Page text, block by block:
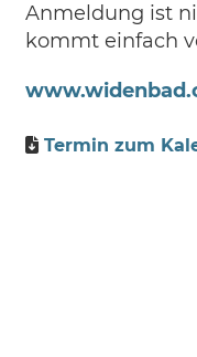
Anmeldung ist
kommt einfach
Termin zum